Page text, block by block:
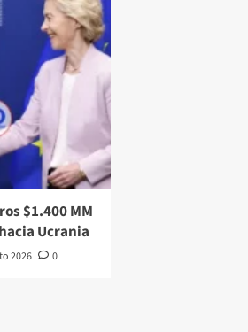
$1.400 MM
Ucrania
2026 0